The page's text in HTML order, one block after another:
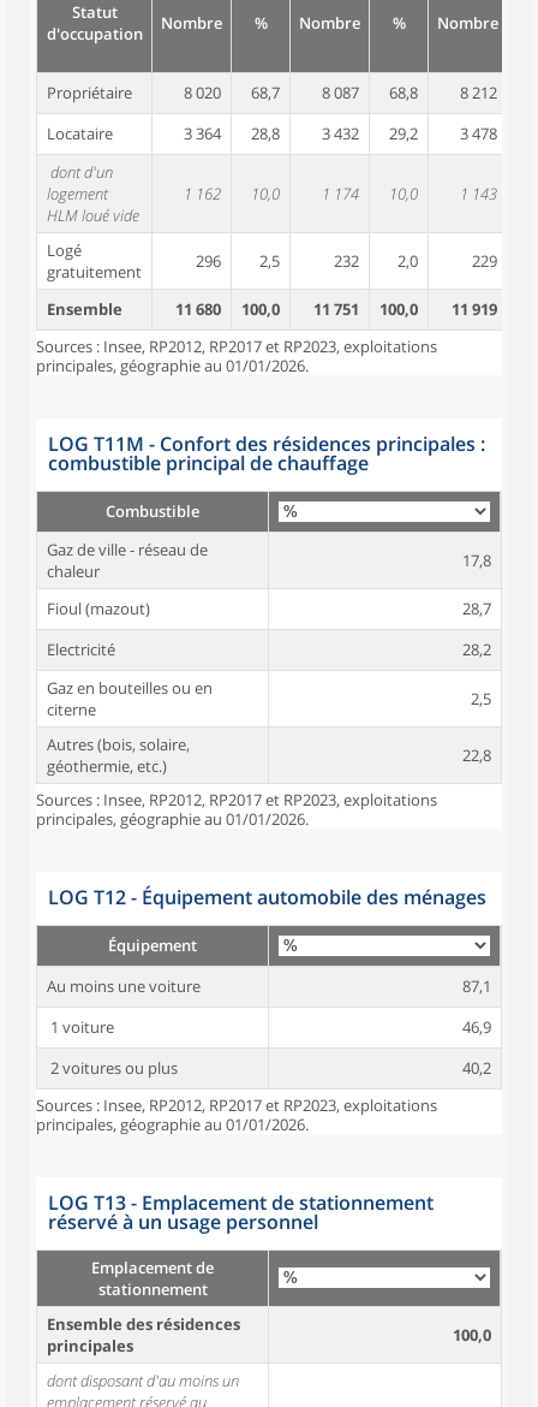
Statut
d'occupation
Nombre % Nombre % Nombre
Propriétaire 8 020 68,7 8 087 68,8 8 212
Locataire
3 364 28,8 3 432 29,2 3 478
dont d'un
logement
HLM loué vide
1 162 10,0 1 174 10,0 1 143
Logé
gratuitement
296 2,5 232 2,0 229
Ensemble 11 680 100,0 11 751 100,0 11 919
Sources : Insee, RP2012, RP2017 et RP2023, exploitations
principales, géographie au 01/01/2026.
LOG T11M - Confort des résidences principales :
combustible principal de chauffage
Combustible
Gaz de ville - réseau de
chaleur
17,8
Fioul (mazout)
28,7
Electricité
28,2
Gaz en bouteilles ou en
citerne
2,5
Autres (bois, solaire,
géothermie, etc.)
22,8
Sources : Insee, RP2012, RP2017 et RP2023, exploitations
principales, géographie au 01/01/2026.
LOG T12 - Équipement automobile des ménages
Équipement
Au moins une voiture
87,1
1 voiture
46,9
2 voitures ou plus
40,2
Sources : Insee, RP2012, RP2017 et RP2023, exploitations
principales, géographie au 01/01/2026.
LOG T13 - Emplacement de stationnement
réservé à un usage personnel
Emplacement de
stationnement
Ensemble des résidences
principales
100,0
dont disposant d'au moins un
emplacement réservé au